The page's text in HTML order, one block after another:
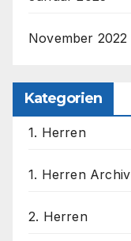
November 2022
Kategorien
1. Herren
1. Herren Archiv
2. Herren